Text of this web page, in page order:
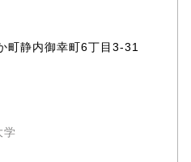
町静内御幸町6丁目3-31
学